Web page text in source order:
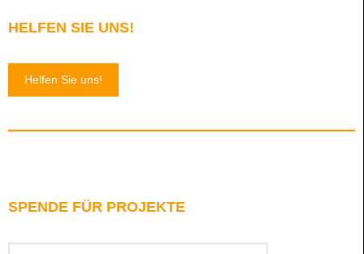
HELFEN SIE UNS!
Helfen Sie uns!
SPENDE FÜR PROJEKTE